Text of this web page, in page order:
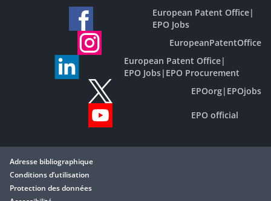
European Patent Office|
EPO Jobs
EuropeanPatentOffice
European Patent Office|
EPO Jobs| EPO Procurement
EPOorg| EPOjobs
EPO official
Adresse bibliographique
Conditions d’utilisation
Protection des données